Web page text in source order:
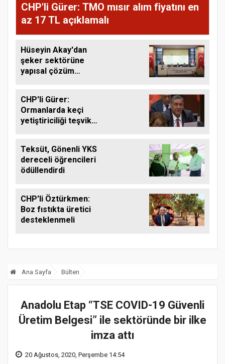
CHP'li Gürer: TMO mısır alım fiyatını en
az 17 TL açıklamalı
Hüseyin Akay'dan
şeker sektörüne
yapısal çözüm
CHP'li Gürer:
Ormanlarda keçi
yetiştiriciliği teşvik
Teksüt, Gönenli YKS
dereceli öğrencileri
ödüllendirdi
CHP'li Öztürkmen:
Boz fıstıkta üretici
desteklenmeli
Ana Sayfa Bülten
Anadolu Etap “TSE COVID-19 Güvenli
Üretim Belgesi” ile sektöründe bir ilke
imza attı
20 Ağustos, 2020, Perşembe 14:54